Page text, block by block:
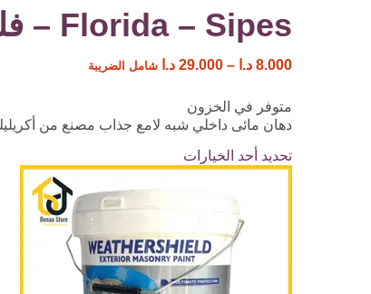
Florida – Sipes – فلوريدا
8.000 د.ا –
29.000 د.ا شامل الضريبة
متوفر في الخزون
دهان مائى داخلي شبه لامع جذاب مصنع من
تحديد أحد الخيارات